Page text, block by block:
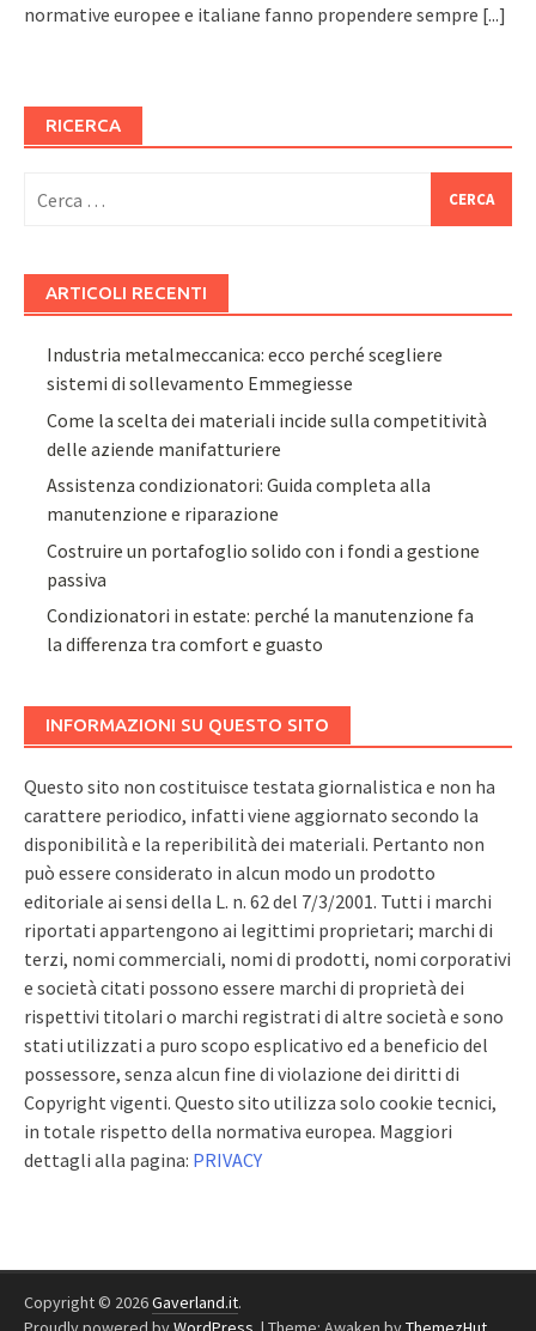
normative europee e italiane fanno propendere sempre [...]
RICERCA
per:
ARTICOLI RECENTI
Industria metalmeccanica: ecco perché scegliere
sistemi di sollevamento Emmegiesse
Come la scelta dei materiali incide sulla competitività
delle aziende manifatturiere
Assistenza condizionatori: Guida completa alla
manutenzione e riparazione
Costruire un portafoglio solido con i fondi a gestione
passiva
Condizionatori in estate: perché la manutenzione fa
la differenza tra comfort e guasto
INFORMAZIONI SU QUESTO SITO
Questo sito non costituisce testata giornalistica e non ha
carattere periodico, infatti viene aggiornato secondo la
disponibilità e la reperibilità dei materiali. Pertanto non
può essere considerato in alcun modo un prodotto
editoriale ai sensi della L. n. 62 del 7/3/2001. Tutti i marchi
riportati appartengono ai legittimi proprietari; marchi di
terzi, nomi commerciali, nomi di prodotti, nomi corporativi
e società citati possono essere marchi di proprietà dei
rispettivi titolari o marchi registrati di altre società e sono
stati utilizzati a puro scopo esplicativo ed a beneficio del
possessore, senza alcun fine di violazione dei diritti di
Copyright vigenti. Questo sito utilizza solo cookie tecnici,
in totale rispetto della normativa europea. Maggiori
dettagli alla pagina: PRIVACY
Copyright © 2026Gaverland.it.